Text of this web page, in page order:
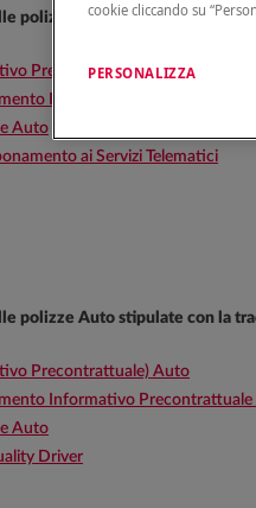
polizze stipulate con la nuova
Precontrattuale) auto
Informativo Precontrattuale
Auto
ai Servizi Telematici
polizze Auto stipulate con la
Precontrattuale) Auto
Informativo
Auto
Driver
cookie cliccando su
PERSONALIZZA